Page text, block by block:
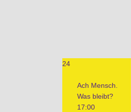
24
Ach Mensch.
Was bleibt?
17:00